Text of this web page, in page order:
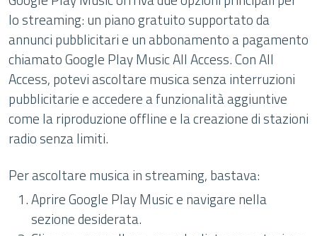
lo streaming: un piano gratuito supportato da
annunci pubblicitari e un abbonamento a pagamento
chiamato Google Play Music All Access. Con All
Access, potevi ascoltare musica senza interruzioni
pubblicitarie e accedere a funzionalità aggiuntive
come la riproduzione offline e la creazione di stazioni
radio senza limiti.
Per ascoltare musica in streaming, bastava:
Aprire Google Play Music e navigare nella
sezione desiderata.